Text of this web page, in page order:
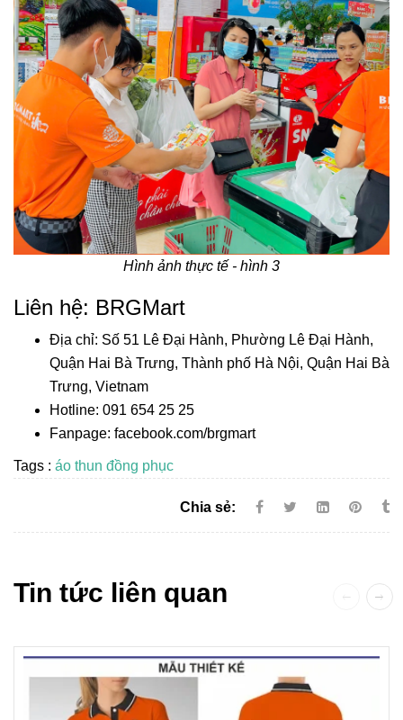
Hình ảnh thực tế - hình 3
Liên hệ: BRGMart
Địa chỉ: Số 51 Lê Đại Hành, Phường Lê Đại Hành,
Quận Hai Bà Trưng, Thành phố Hà Nội, Quận Hai Bà
Trưng, Vietnam
Hotline: 091 654 25 25
Fanpage: facebook.com/brgmart
Tags : áo thun đồng phục
Chia sẻ:
Tin tức liên quan